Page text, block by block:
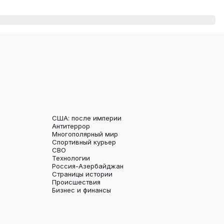
США: после империи
Антитеррор
Многополярный мир
Спортивный курьер
СВО
Технологии
Россия-Азербайджан
Страницы истории
Происшествия
Бизнес и финансы